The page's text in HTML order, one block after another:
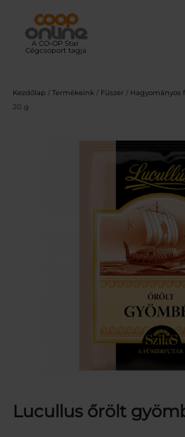
tartalomhoz
Kezdőlap / Termékeink / Fűszer / Hagyományos
20 g
Lucullus őrölt